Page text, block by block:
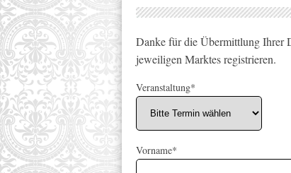
Danke für die Übermittlung Ihrer
jeweiligen Marktes registrieren.
Veranstaltung*
Vorname*